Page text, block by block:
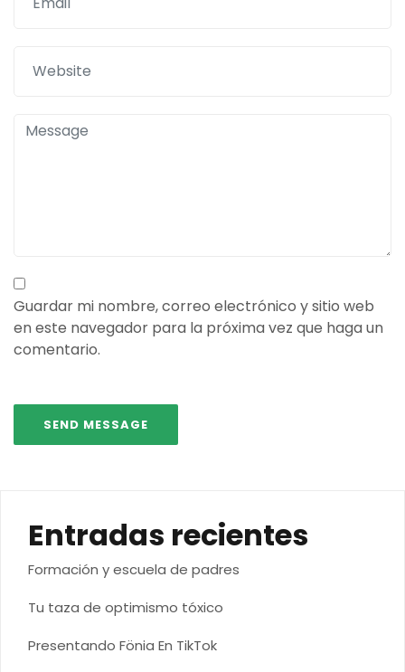
Guardar mi nombre, correo electrónico y sitio web
en este navegador para la próxima vez que haga un
comentario.
Entradas recientes
Formación y escuela de padres
Tu taza de optimismo tóxico
Presentando Fönia En TikTok